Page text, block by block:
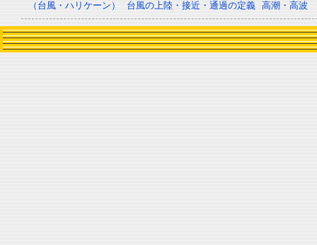
（台風・ハリケーン） 台風の上陸・接近・通過の定義 高潮・高波